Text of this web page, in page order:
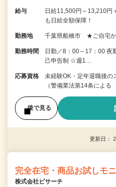
給与
日給11,500円～13,210
も日給全額保障！
勤務地 千葉県船橋市 ★ご自宅か
勤務時間
日勤／8：00～17：00
己申告制 ☆週1…
応募資格
未経験OK・定年退職後の
（警備業法第14条によ
後で見る
更新日：
完全在宅・商品お試しモ
株式会社ビサーチ